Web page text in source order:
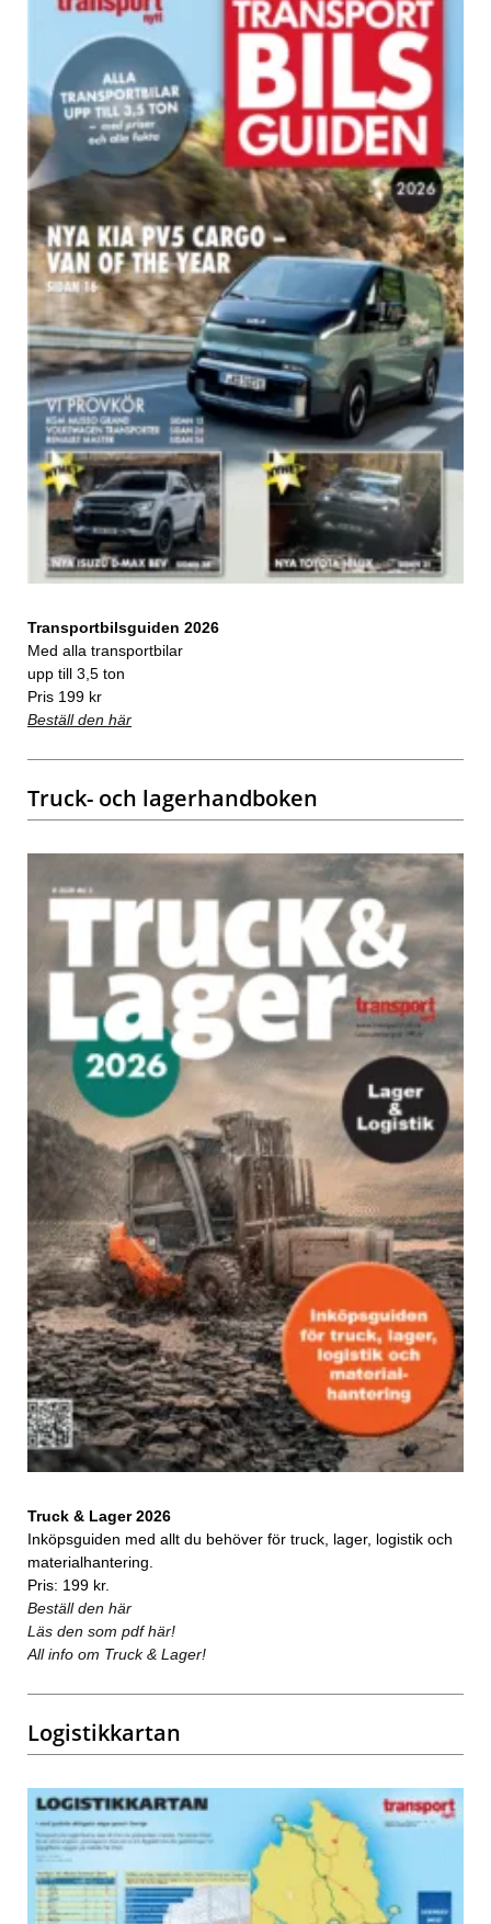
Transportbilsguiden 2026
Med alla transportbilar
upp till 3,5 ton
Pris 199 kr
Beställ den här
Truck- och lagerhandboken
Truck & Lager 2026
Inköpsguiden med allt du behöver för truck, lager, logistik och
materialhantering.
Pris: 199 kr.
Beställ den här
Läs den som pdf här!
All info om Truck & Lager!
Logistikkartan